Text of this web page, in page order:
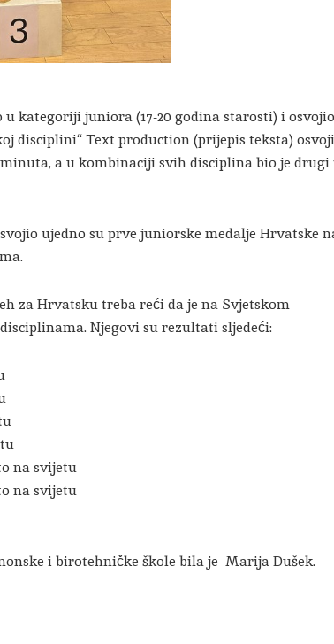
u kategoriji juniora (17-20 godina starosti) i osvojio
disciplini“ Text production (prijepis teksta)
minuta, a u kombinaciji svih disciplina bio je drugi
ujedno su prve juniorske medalje Hrvatske
za Hrvatsku treba reći da je na Svjetskom
Njegovi su rezultati sljedeći:
na svijetu
na svijetu
i birotehničke škole bila je Marija Dušek.